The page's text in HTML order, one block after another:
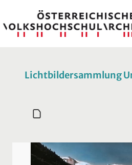
Lichtbildersammlung